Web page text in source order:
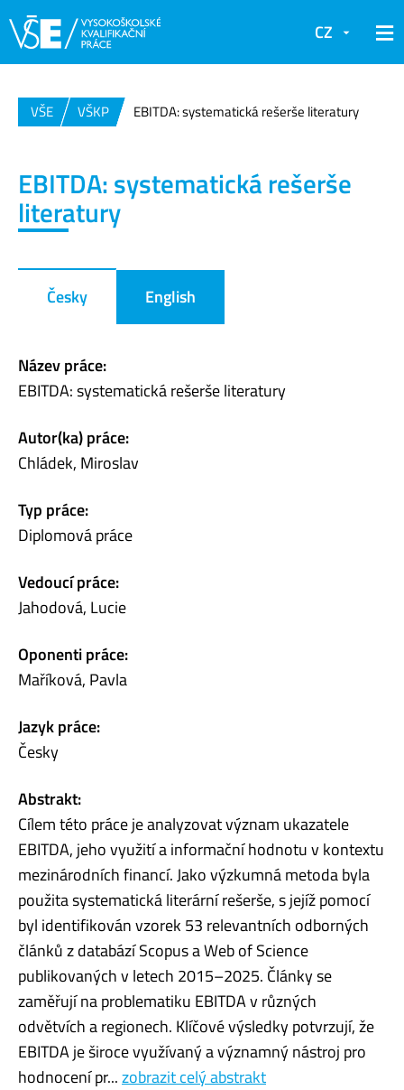
CZ
VŠE VŠKP EBITDA: systematická rešerše literatury
EBITDA: systematická rešerše
literatury
Česky English
Název práce:
EBITDA: systematická rešerše literatury
Autor(ka) práce:
Chládek, Miroslav
Typ práce:
Diplomová práce
Vedoucí práce:
Jahodová, Lucie
Oponenti práce:
Maříková, Pavla
Jazyk práce:
Česky
Abstrakt:
Cílem této práce je analyzovat význam ukazatele
EBITDA, jeho využití a informační hodnotu v kontextu
mezinárodních financí. Jako výzkumná metoda byla
použita systematická literární rešerše, s jejíž pomocí
byl identifikován vzorek 53 relevantních odborných
článků z databází Scopus a Web of Science
publikovaných v letech 2015–2025. Články se
zaměřují na problematiku EBITDA v různých
odvětvích a regionech. Klíčové výsledky potvrzují, že
EBITDA je široce využívaný a významný nástroj pro
hodnocení pr...zobrazit celý abstrakt